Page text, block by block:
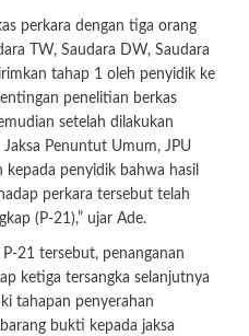
perkara dengan tiga orang
TW, Saudara DW, Saudara
tahap 1 oleh penyidik ke
penelitian berkas
setelah dilakukan
Penuntut Umum, JPU
kepada penyidik bahwa hasil
perkara tersebut telah
(P-21),” ujar Ade.
21 tersebut, penanganan
ketiga tersangka selanjutnya
tahapan penyerahan
bukti kepada jaksa